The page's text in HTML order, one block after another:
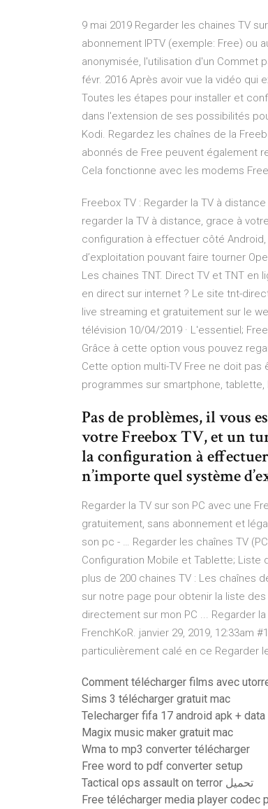
9 mai 2019 Regarder les chaines TV
abonnement IPTV (exemple: Free) ou
anonymisée, l'utilisation d'un Commet
févr. 2016 Après avoir vue la vidéo qui
Toutes les étapes pour installer et
dans l'extension de ses possibilités
Kodi. Regardez les chaînes de la
abonnés de Free peuvent également
Cela fonctionne avec les modems
Freebox TV : Regarder la TV à
regarder la TV à distance, grace à
configuration à effectuer côté
d’exploitation pouvant faire tourner
Les chaines TNT. Direct TV et TNT en
en direct sur internet ? Le site tnt-
live streaming et gratuitement sur le
télévision 10/04/2019 · L'essentiel;
Grâce à cette option vous pouvez
Cette option multi-TV Free ne doit
programmes sur smartphone,
Pas de problèmes, il vous
votre Freebox TV, et un
la configuration à
n’importe quel système
Regarder la TV sur son PC avec une
gratuitement, sans abonnement et
son pc - … Regarder les chaînes TV
Configuration Mobile et Tablette; Liste
plus de 200 chaines TV : Les chaînes
sur notre page pour obtenir la liste des
directement sur mon PC ... Regarder
FrenchKoR. janvier 29, 2019, 12:33am
particulièrement calé en ce Regarder
Comment télécharger films avec
Sims 3 télécharger gratuit mac
Telecharger fifa 17 android apk + data
Magix music maker gratuit mac
Wma to mp3 converter télécharger
Free word to pdf converter setup
Tactical ops assault on terror تحميل
Free télécharger media player codec